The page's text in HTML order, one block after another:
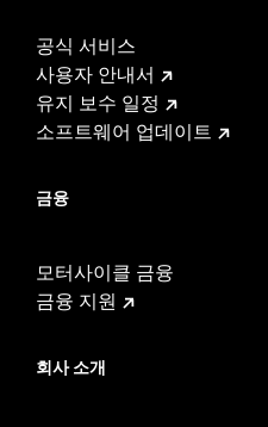
공식 서비스
사용자 안내서
유지 보수 일정
소프트웨어 업데이트
금융
모터사이클 금융
금융 지원
회사 소개